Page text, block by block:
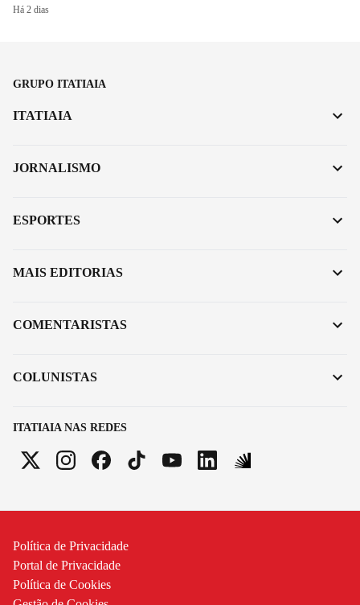
Há 2 dias
GRUPO ITATIAIA
ITATIAIA NAS REDES
ITATIAIA
JORNALISMO
ESPORTES
MAIS EDITORIAS
COMENTARISTAS
COLUNISTAS
Política de Privacidade
Portal de Privacidade
Política de Cookies